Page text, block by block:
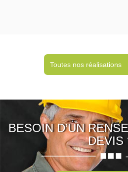
Toutes nos réalisations
BESOIN D’UN
DEVIS